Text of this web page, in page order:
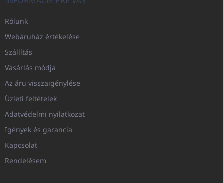
Rólunk
Webáruház értékelése
Szállítás
Vásárlás módja
Az áru visszaigénylése
Üzleti feltételek
Adatvédelmi nyilatkozat
Igények és garancia
Kapcsolat
Rendelésem